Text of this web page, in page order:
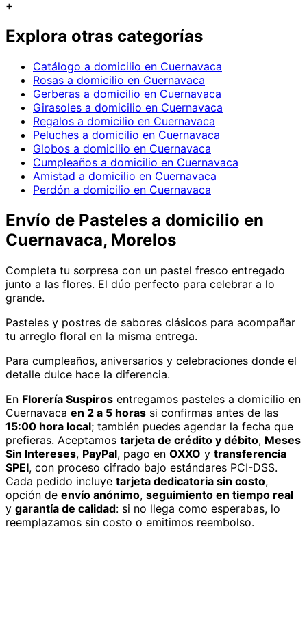
+
Explora otras categorías
Catálogo a domicilio en Cuernavaca
Rosas a domicilio en Cuernavaca
Gerberas a domicilio en Cuernavaca
Girasoles a domicilio en Cuernavaca
Regalos a domicilio en Cuernavaca
Peluches a domicilio en Cuernavaca
Globos a domicilio en Cuernavaca
Cumpleaños a domicilio en Cuernavaca
Amistad a domicilio en Cuernavaca
Perdón a domicilio en Cuernavaca
Envío de Pasteles a domicilio en
Cuernavaca, Morelos
Completa tu sorpresa con un pastel fresco entregado
junto a las flores. El dúo perfecto para celebrar a lo
grande.
Pasteles y postres de sabores clásicos para acompañar
tu arreglo floral en la misma entrega.
Para cumpleaños, aniversarios y celebraciones donde el
detalle dulce hace la diferencia.
En Florería Suspiros entregamos pasteles a domicilio en
Cuernavaca en 2 a 5 horas si confirmas antes de las
15:00 hora local; también puedes agendar la fecha que
prefieras. Aceptamos tarjeta de crédito y débito, Meses
Sin Intereses, PayPal, pago en OXXO y transferencia
SPEI, con proceso cifrado bajo estándares PCI-DSS.
Cada pedido incluye tarjeta dedicatoria sin costo,
opción de envío anónimo, seguimiento en tiempo real
y garantía de calidad: si no llega como esperabas, lo
reemplazamos sin costo o emitimos reembolso.